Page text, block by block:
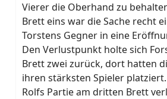
Vierer die Oberhand zu
Brett eins war die Sache recht
Torstens Gegner in eine
Den Verlustpunkt holte sich
Brett zwei zurück, dort hatten
ihren stärksten Spieler platziert.
Rolfs Partie am dritten Brett